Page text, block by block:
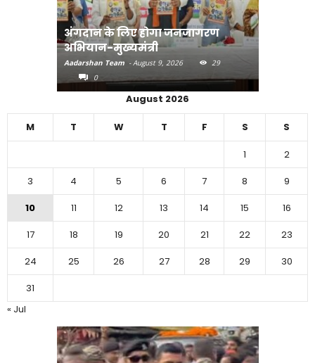
अंगदान के लिए होगा जनजागरण
अभियान-मुख्यमंत्री
Aadarshan Team - August 9, 2026
29
0
August 2026
M T W T F S S
1
2
3
4 5 6 7 8
9
10
11 12 13 14 15
16
17
18 19 20 21 22
23
24
25 26 27 28 29
30
31
« Jul